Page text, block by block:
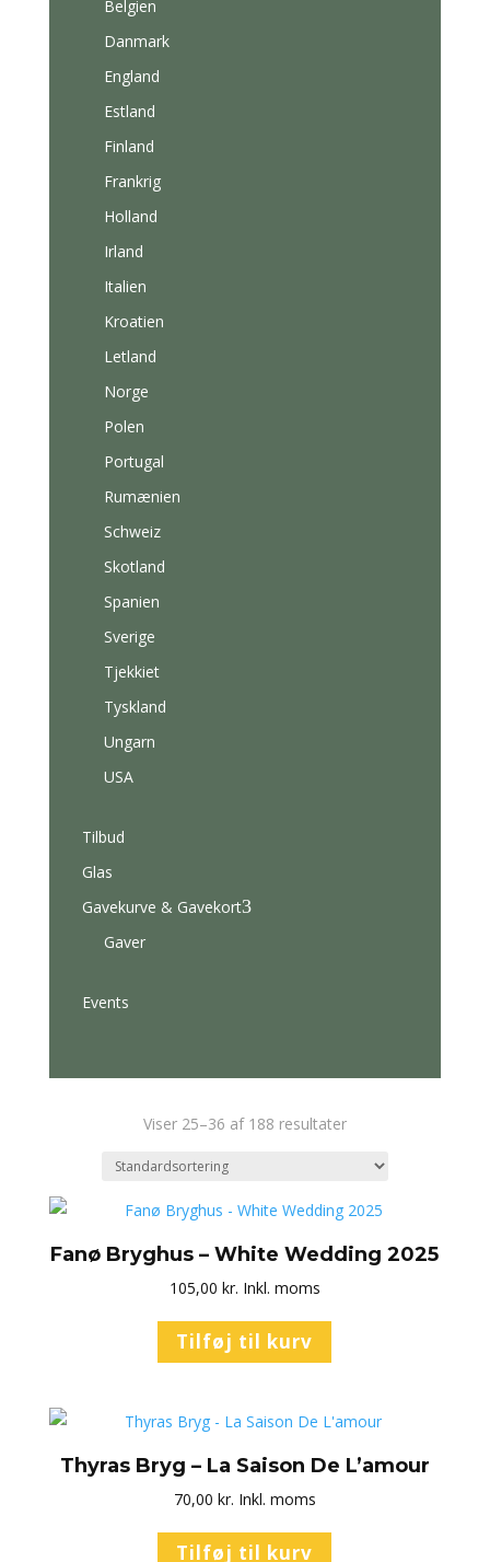
Belgien
Danmark
England
Estland
Finland
Frankrig
Holland
Irland
Italien
Kroatien
Letland
Norge
Polen
Portugal
Rumænien
Schweiz
Skotland
Spanien
Sverige
Tjekkiet
Tyskland
Ungarn
USA
Tilbud
Glas
Gavekurve & Gavekort3
Gaver
Events
Viser 25–36 af 188 resultater
Fanø Bryghus – White Wedding 2025
105,00 kr. Inkl. moms
Tilføj til kurv
Thyras Bryg – La Saison De L’amour
70,00 kr. Inkl. moms
Tilføj til kurv